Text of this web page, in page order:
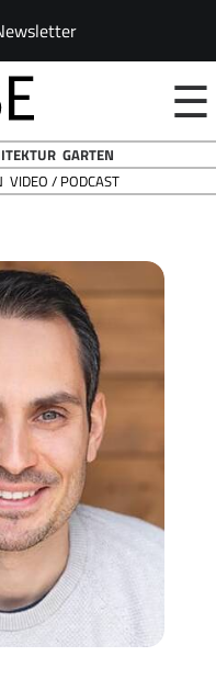
☰
GARTEN
VIDEO / PODCAST